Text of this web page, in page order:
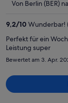
Von Berlin (BER)
9,2/10 Wunderbar!
Perfekt für ein
Leistung super
Bewertet am 3. Apr.